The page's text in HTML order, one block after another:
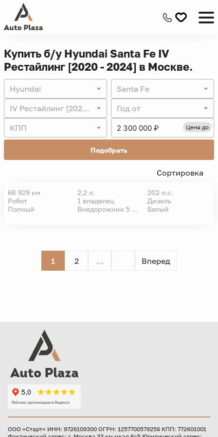
Купить б/у Hyundai Santa Fe IV
Рестайлинг [2020 - 2024] в Москве.
Hyundai
Santa Fe
IV Рестайлинг [2020 - 2024]
Год от
КПП
Цена до
Подобрать
Сортировка
VIN
68 929 км 2,2 л.
202 л.с.
Робот
1 владелец
Дизель
Полный
Внедорожник 5 дв. Белый
1 2 ... Вперед
ООО «Старт» ИНН: 9726109300 ОГРН: 1257700579256 КПП: 772601001